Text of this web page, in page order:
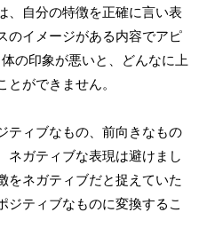
、自分の特徴を正確に言い表
のイメージがある内容でアピ
の印象が悪いと、どんなに上
ができません。
ティブなもの、前向きなもの
ネガティブな表現は避けまし
をネガティブだと捉えていた
ジティブなものに変換するこ